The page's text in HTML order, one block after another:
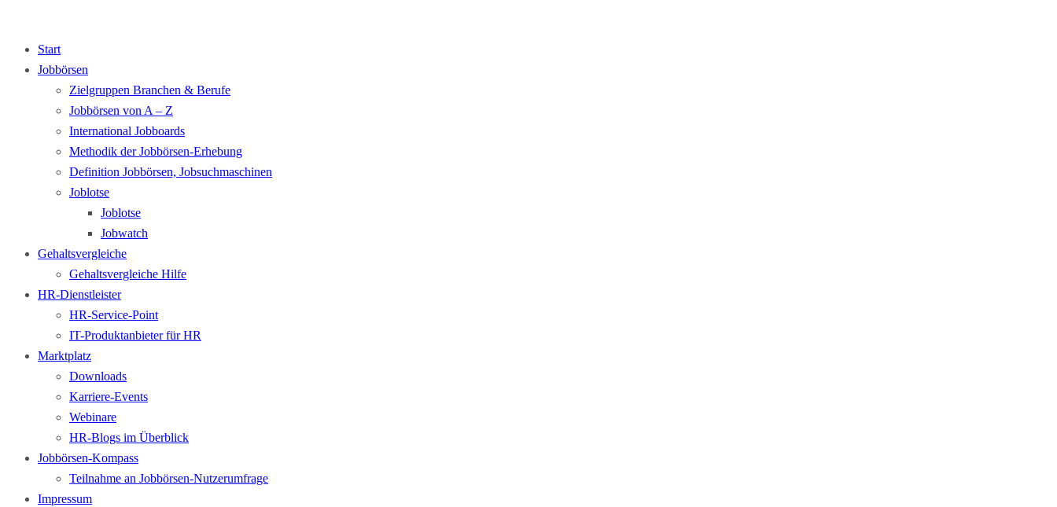
Start
Jobbörsen
Zielgruppen Branchen & Berufe
Jobbörsen von A – Z
International Jobboards
Methodik der Jobbörsen-Erhebung
Definition Jobbörsen, Jobsuchmaschinen
Joblotse
Joblotse
Jobwatch
Gehaltsvergleiche
Gehaltsvergleiche Hilfe
HR-Dienstleister
HR-Service-Point
IT-Produktanbieter für HR
Marktplatz
Downloads
Karriere-Events
Webinare
HR-Blogs im Überblick
Jobbörsen-Kompass
Teilnahme an Jobbörsen-Nutzerumfrage
Impressum